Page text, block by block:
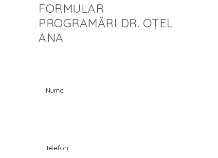
FORMULAR
PROGRAMĂRI DR. OȚEL
ANA